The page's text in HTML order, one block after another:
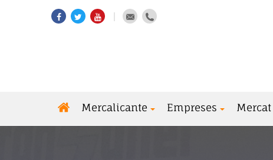
Mercalicante Empreses Mercat